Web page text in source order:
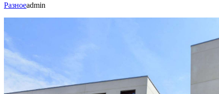
Разноеadmin